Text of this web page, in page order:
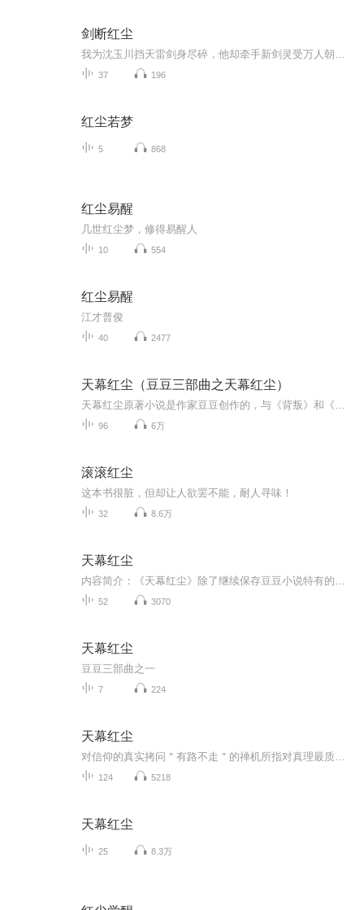
剑断红尘
37 196
红尘若梦
5 868
红尘易醒
几世红尘梦，修得易醒人
10 554
红尘易醒
江才普俊
40 2477
天幕红尘（豆豆三部曲之天幕红尘）
96 6万
滚滚红尘
这本书很脏，但却让人欲罢不能，耐人寻味！
32 8.6万
天幕红尘
52 3070
天幕红尘
豆豆三部曲之一
7 224
天幕红尘
124 5218
天幕红尘
25 8.3万